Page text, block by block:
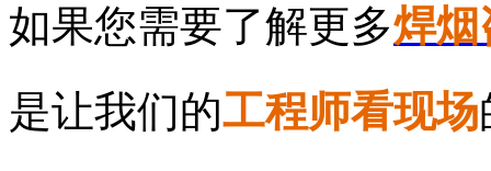
如果您需要了解更多焊烟
是让我们的工程师看现场